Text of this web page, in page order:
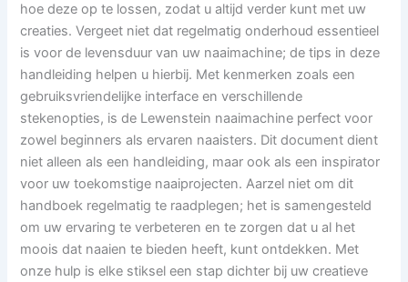
hoe deze op te lossen, zodat u altijd verder kunt met uw
creaties. Vergeet niet dat regelmatig onderhoud essentieel
is voor de levensduur van uw naaimachine; de tips in deze
handleiding helpen u hierbij. Met kenmerken zoals een
gebruiksvriendelijke interface en verschillende
stekenopties, is de Lewenstein naaimachine perfect voor
zowel beginners als ervaren naaisters. Dit document dient
niet alleen als een handleiding, maar ook als een inspirator
voor uw toekomstige naaiprojecten. Aarzel niet om dit
handboek regelmatig te raadplegen; het is samengesteld
om uw ervaring te verbeteren en te zorgen dat u al het
moois dat naaien te bieden heeft, kunt ontdekken. Met
onze hulp is elke stiksel een stap dichter bij uw creatieve